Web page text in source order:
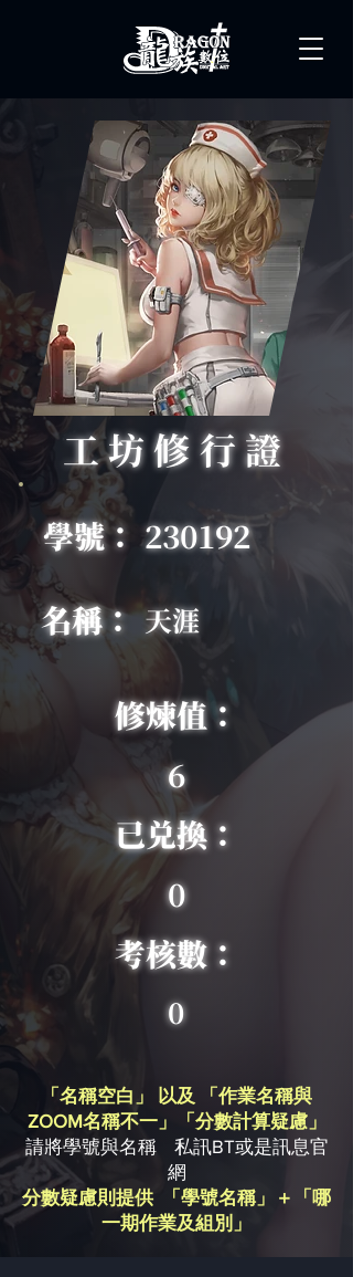
學號： 230192
名稱： 天涯
修煉值：
6
已兑換：
0
考核數：
0
工坊修行證
「名稱空白」 以及 「作業名稱與
ZOOM名稱不一」「分數計算疑慮」
請將學號與名稱 私訊BT或是訊息官
網
分數疑慮則提供 「學號名稱」＋「哪
一期作業及組別」